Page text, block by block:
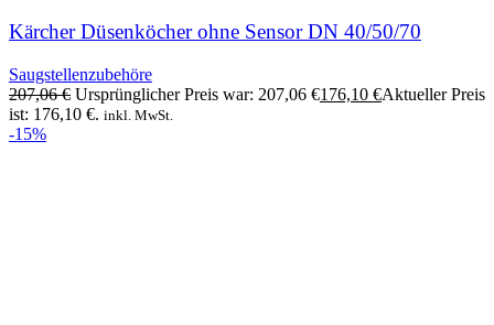
Kärcher Düsenköcher ohne Sensor DN 40/50/70
Saugstellenzubehöre
207,06€ Ursprünglicher Preis war: 207,06 €176,10 €Aktueller Preis
ist: 176,10 €. inkl. MwSt.
-15%